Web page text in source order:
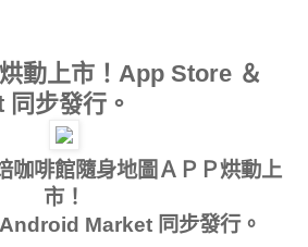
動上市！App Store ＆
步發行。
咖啡館隨身地圖ＡＰＰ烘動上
市！
Market 同步發行。